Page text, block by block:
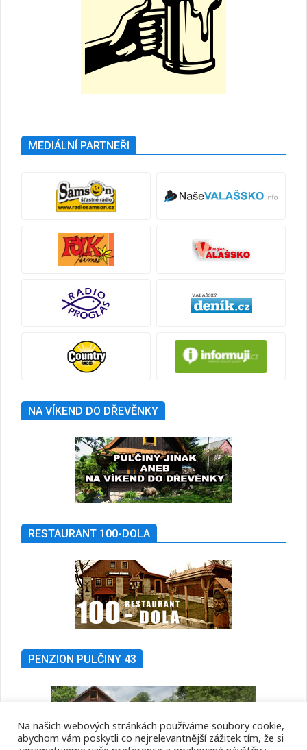
MEDIÁLNÍ PARTNEŘI
NA VÍKEND DO DŘEVĚNKY
RESTAURANT 100-DOLA
PENZION PULČINY 43
Na našich webových stránkách používáme soubory cookie,
abychom vám poskytli co nejrelevantnější zážitek tím, že si